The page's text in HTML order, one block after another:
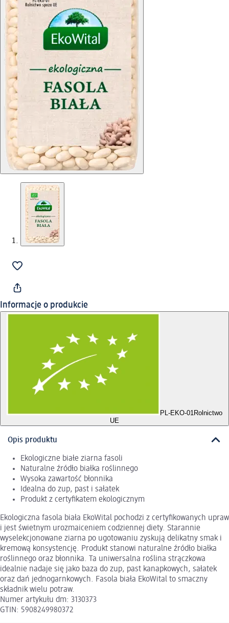
Informacje o produkcie
PL-EKO-01Rolnictwo
UE
Opis produktu
Ekologiczne białe ziarna fasoli
Naturalne źródło białka roślinnego
Wysoka zawartość błonnika
Idealna do zup, past i sałatek
Produkt z certyfikatem ekologicznym
Ekologiczna fasola biała EkoWital pochodzi z certyfikowanych upraw
i jest świetnym urozmaiceniem codziennej diety. Starannie
wyselekcjonowane ziarna po ugotowaniu zyskują delikatny smak i
kremową konsystencję. Produkt stanowi naturalne źródło białka
roślinnego oraz błonnika. Ta uniwersalna roślina strączkowa
idealnie nadaje się jako baza do zup, past kanapkowych, sałatek
oraz dań jednogarnkowych. Fasola biała EkoWital to smaczny
składnik wielu potraw.
Numer artykułu dm: 3130373
GTIN: 5908249980372